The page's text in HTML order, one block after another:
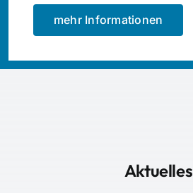
mehr Informationen
Aktuelles